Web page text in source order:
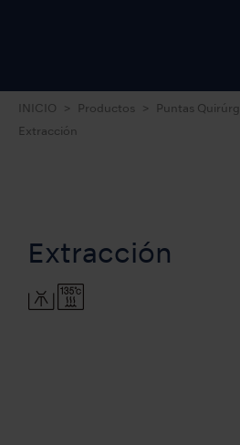
INICIO Productos Puntas
Extracción
Extracción